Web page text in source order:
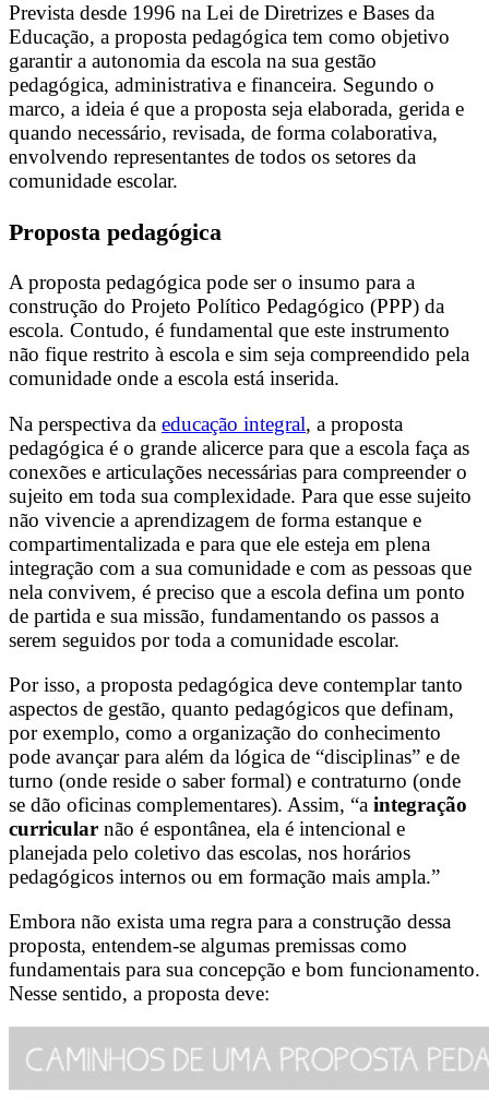
Prevista desde 1996 na Lei de Diretrizes e Bases da
Educação, a proposta pedagógica tem como objetivo
garantir a autonomia da escola na sua gestão
pedagógica, administrativa e financeira. Segundo o
marco, a ideia é que a proposta seja elaborada, gerida e
quando necessário, revisada, de forma colaborativa,
envolvendo representantes de todos os setores da
comunidade escolar.
Proposta pedagógica
A proposta pedagógica pode ser o insumo para a
construção do Projeto Político Pedagógico (PPP) da
escola. Contudo, é fundamental que este instrumento
não fique restrito à escola e sim seja compreendido pela
comunidade onde a escola está inserida.
Na perspectiva da educação integral, a proposta
pedagógica é o grande alicerce para que a escola faça as
conexões e articulações necessárias para compreender o
sujeito em toda sua complexidade. Para que esse sujeito
não vivencie a aprendizagem de forma estanque e
compartimentalizada e para que ele esteja em plena
integração com a sua comunidade e com as pessoas que
nela convivem, é preciso que a escola defina um ponto
de partida e sua missão, fundamentando os passos a
serem seguidos por toda a comunidade escolar.
Por isso, a proposta pedagógica deve contemplar tanto
aspectos de gestão, quanto pedagógicos que definam,
por exemplo, como a organização do conhecimento
pode avançar para além da lógica de “disciplinas” e de
turno (onde reside o saber formal) e contraturno (onde
se dão oficinas complementares). Assim, “a integração
curricular não é espontânea, ela é intencional e
planejada pelo coletivo das escolas, nos horários
pedagógicos internos ou em formação mais ampla.”
Embora não exista uma regra para a construção dessa
proposta, entendem-se algumas premissas como
fundamentais para sua concepção e bom funcionamento.
Nesse sentido, a proposta deve: